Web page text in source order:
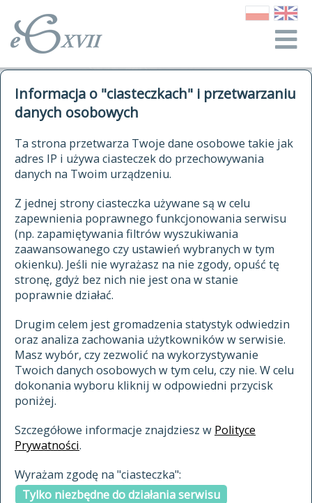
Informacja o "ciasteczkach" i przetwarzaniu
danych osobowych
Ta strona przetwarza Twoje dane osobowe takie jak
adres IP i używa ciasteczek do przechowywania
danych na Twoim urządzeniu.
Z jednej strony ciasteczka używane są w celu
zapewnienia poprawnego funkcjonowania serwisu
(np. zapamiętywania filtrów wyszukiwania
zaawansowanego czy ustawień wybranych w tym
okienku). Jeśli nie wyrażasz na nie zgody, opuść tę
stronę, gdyż bez nich nie jest ona w stanie
poprawnie działać.
Drugim celem jest gromadzenia statystyk odwiedzin
oraz analiza zachowania użytkowników w serwisie.
Masz wybór, czy zezwolić na wykorzystywanie
Twoich danych osobowych w tym celu, czy nie. W celu
dokonania wyboru kliknij w odpowiedni przycisk
poniżej.
Szczegółowe informacje znajdziesz w Polityce
Prywatności.
Wyrażam zgodę na "ciasteczka":
Tylko niezbędne do działania serwisu
autorzy Słownika
historia
publikacje
źródła
autorzy tekstów źródłowych
zasady opracowania
statystyki
najnowsze hasła
ostatnio zmodyfikowane hasła
materiały archiwalne
cytowanie
kontakt
kwerendy
jak cytować Słownik
ELEKTRONICZNY SŁOWNIK
JĘZYKA POLSKIEGO
XVII I XVIII WIEKU
znajdź hasła
zaczynające się od
indeksie